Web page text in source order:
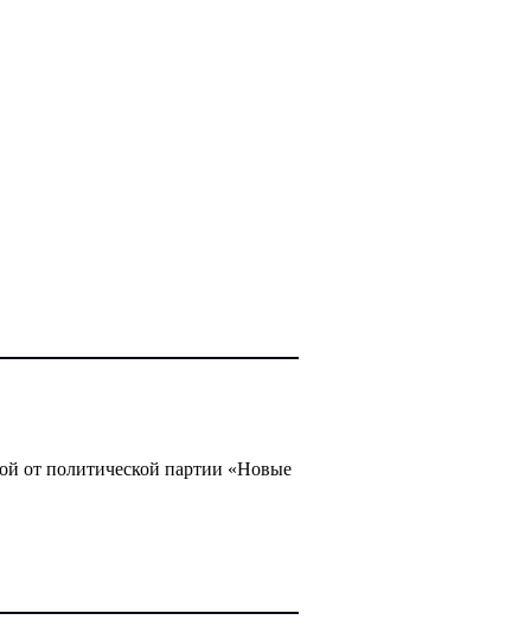
от политической партии «Новые